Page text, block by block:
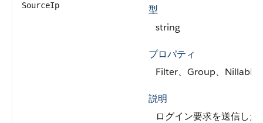
SourceIp
型
string
プロパティ
Filter、Group、Nillable
説明
ログイン要求を送信した